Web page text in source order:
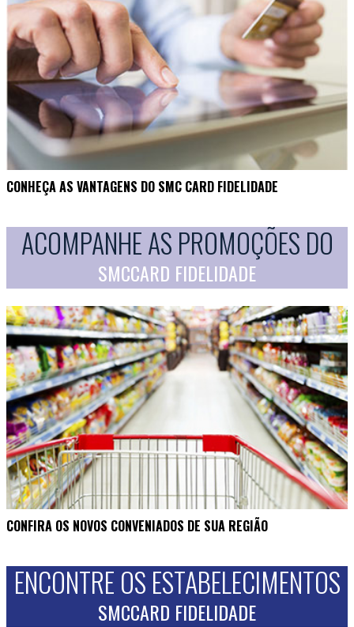
CONHEÇA AS VANTAGENS DO SMC CARD FIDELIDADE
ACOMPANHE AS PROMOÇÕES DO
SMCCARD FIDELIDADE
CONFIRA OS NOVOS CONVENIADOS DE SUA REGIÃO
ENCONTRE OS ESTABELECIMENTOS
SMCCARD FIDELIDADE